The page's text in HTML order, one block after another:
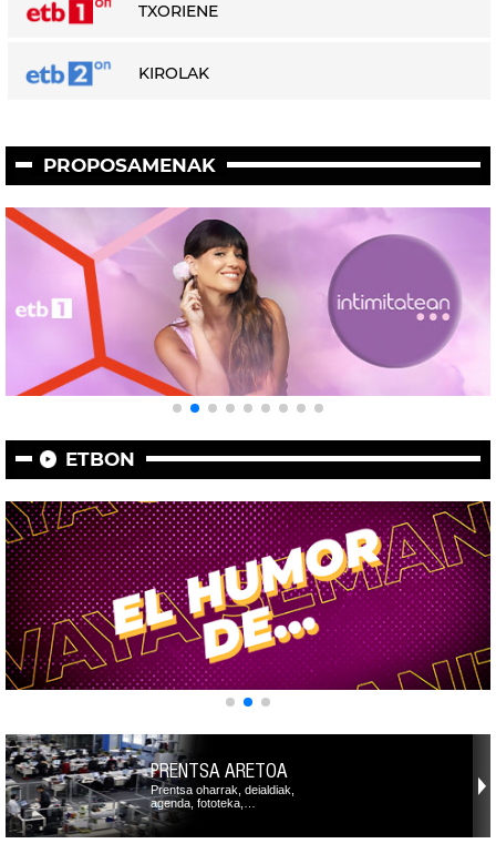
TXORIENE
KIROLAK
PROPOSAMENAK
ETBON
PRENTSA ARETOA
Prentsa oharrak, deialdiak,
agenda, fototeka,…